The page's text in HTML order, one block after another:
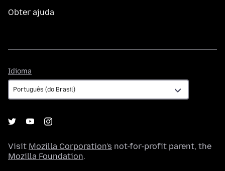
Obter ajuda
Idioma
Visit Mozilla Corporation's not-for-profit parent, the
Mozilla Foundation.